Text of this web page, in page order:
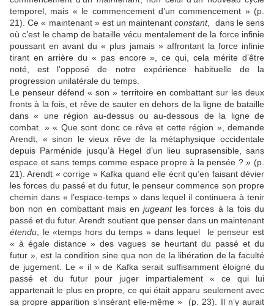
temporel, mais « le commencement d’un commencement » (p.
21). Ce « maintenant » est un maintenantconstant, dans le sens
où c’est le champ de bataille vécu mentalement de la force infinie
poussant en avant du « plus jamais » affrontant la force infinie
tirant en arrière du « pas encore », ce qui, cela mérite d’être
noté, est l’opposé de notre expérience habituelle de la
progression unilatérale du temps.
Le penseur défend « son » territoire en combattant sur les deux
fronts à la fois, et rêve de sauter en dehors de la ligne de bataille
dans « une région au-dessus ou au-dessous de la ligne de
combat. » « Que sont donc ce rêve et cette région », demande
Arendt, « sinon le vieux rêve de la métaphysique occidentale
depuis Parménide jusqu’à Hegel d’un lieu suprasensible, sans
espace et sans temps comme espace propre à la pensée ? » (p.
21). Arendt « corrige » Kafka quand elle écrit qu’en faisant dévier
les forces du passé et du futur, le penseur commence son propre
chemin dans « l’espace-temps » dans lequel il continuera à tenir
bon non en combattant mais en jugeantles forces à la fois du
passé et du futur. Arendt soutient que penser dans un maintenant
étendu, le «temps hors du temps » dans lequel le penseur est
« à égale distance » des vagues se heurtant du passé et du
futur », est la condition sine qua non de la libération de la faculté
de jugement. Le « il » de Kafka serait suffisamment éloigné du
passé et du futur pour juger impartialement « ce qui lui
appartenait le plus en propre, ce qui était apparu seulement avec
sa propre apparition s’insérant elle-même » (p. 23). Il n’y aurait